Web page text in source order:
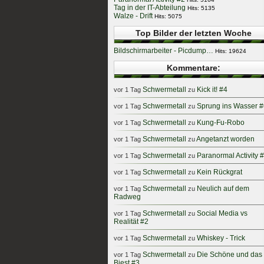
Tag in der IT-Abteilung Hits: 5135
Walze - Drift Hits: 5075
Top Bilder der letzten Woche
Bildschirmarbeiter - Picdump… Hits: 19624
Kommentare:
vor 1 Tag Schwermetall zu Kick it! #4
vor 1 Tag Schwermetall zu Sprung ins Wasser
vor 1 Tag Schwermetall zu Kung-Fu-Robo
vor 1 Tag Schwermetall zuAngetanzt worden
vor 1 Tag Schwermetall zu Paranormal Activity
vor 1 Tag Schwermetall zu Kein Rückgrat
vor 1 Tag Schwermetall zu Neulich auf dem
Radweg
vor 1 Tag Schwermetall zu Social Media vs
Realität #2
vor 1 Tag Schwermetall zu Whiskey - Trick
vor 1 Tag Schwermetall zu Die Schöne und das